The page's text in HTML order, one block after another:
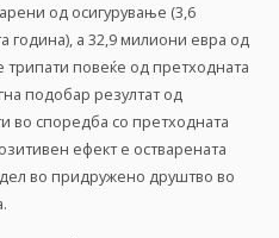
од осигурување (3,6
година), а 32,9 милиони евра од
трипати повеќе од претходната
подобар резултат од
во споредба со претходната
ефект е остварената
во придружено друштво во